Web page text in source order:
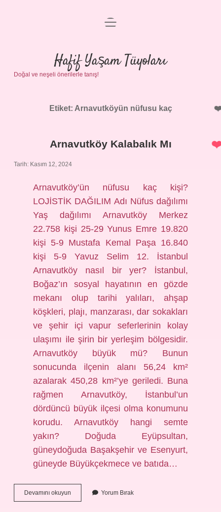
Anasayfa
Gizlilik Politikası
Yasal Uyarı
menüyü
Hafif Yaşam Tüyoları
Doğal ve neşeli önerilerle tanış!
Etiket: Arnavutköyün nüfusu kaç
Arnavutköy Kalabalık Mı
Tarih: Kasım 12, 2024
Arnavutköy’ün nüfusu kaç kişi?
LOJİSTİK DAĞILIM Adı Nüfus dağılımı
Yaş dağılımı Arnavutköy Merkez
22.758 kişi 25-29 Yunus Emre 19.820
kişi 5-9 Mustafa Kemal Paşa 16.840
kişi 5-9 Yavuz Selim 12. İstanbul
Arnavutköy nasıl bir yer? İstanbul,
Boğaz’ın sosyal hayatının en gözde
mekanı olup tarihi yalıları, ahşap
köşkleri, plajı, manzarası, dar sokakları
ve şehir içi vapur seferlerinin kolay
ulaşımı ile şirin bir yerleşim bölgesidir.
Arnavutköy büyük mü? Bunun
sonucunda ilçenin alanı 56,24 km²
azalarak 450,28 km²’ye geriledi. Buna
rağmen Arnavutköy, İstanbul’un
dördüncü büyük ilçesi olma konumunu
korudu. Arnavutköy hangi semte
yakın? Doğuda Eyüpsultan,
güneydoğuda Başakşehir ve Esenyurt,
güneyde Büyükçekmece ve batıda…
Devamını okuyun Arnavutköy
Kalabalık
Yorum Bırak